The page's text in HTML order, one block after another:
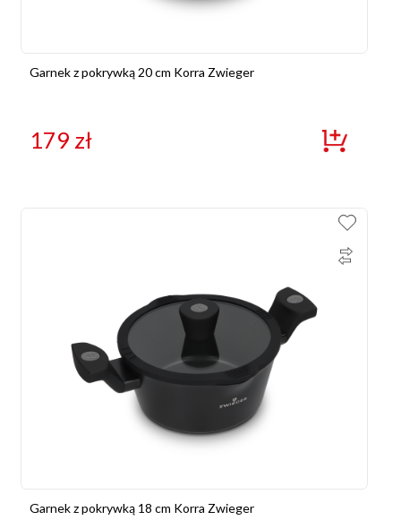
Garnek z pokrywką 20 cm Korra Zwieger
179 zł
Garnek z pokrywką 18 cm Korra Zwieger